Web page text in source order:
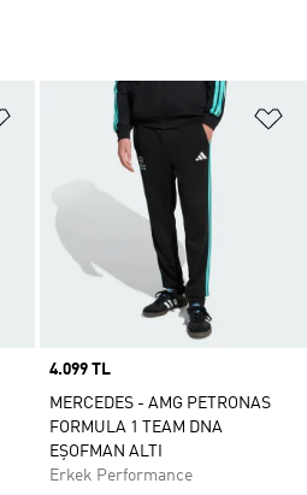
Favori Listesine Ekle
Price
4.099 TL
MERCEDES - AMG PETRONAS
FORMULA 1 TEAM DNA
EŞOFMAN ALTI
Erkek Performance